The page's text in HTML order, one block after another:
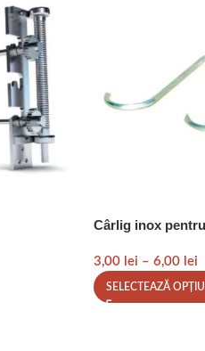
Cârlig inox
3,00 lei – 6,00 lei
SELECTEAZĂ